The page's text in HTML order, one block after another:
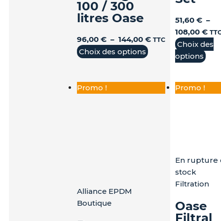
100 / 300
litres Oase
96,00€ – 144,00€ TTC
Choix des options
51,60€ –
108,00€
Choix des
options
Promo !
Alliance EPDM
Boutique
Promo !
En rupture
stock
Filtration
Oase
Filtral